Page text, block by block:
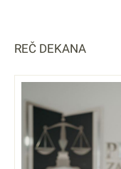
REČ DEKANA